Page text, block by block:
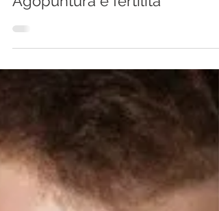
14 gen 2025
Tempo di lettura: 2 min
Agopuntura e fertilità